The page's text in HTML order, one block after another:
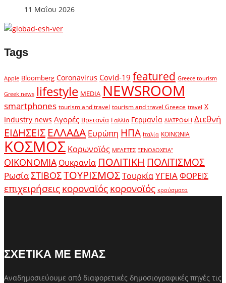
11 Μαΐου 2026
Tags
Apple Bloomberg Coronavirus Covid-19 featured Greece tourism
Greek news lifestyle MEDIA NEWSROOM
smartphones tourism and travel tourism and travel Greece travel X
Industry news Αγορές Βρετανία Γαλλία Γερμανία ΔΙΑΤΡΟΦΗ Διεθνή
ΕΙΔΗΣΕΙΣ ΕΛΛΑΔΑ Ευρώπη ΗΠΑ Ιταλία ΚΟΙΝΩΝΙΑ
ΚΟΣΜΟΣ Κορωνοϊός ΜΕΛΕΤΕΣ ΞΕΝΟΔΟΧΕΙΑ"
ΟΙΚΟΝΟΜΙΑ Ουκρανία ΠΟΛΙΤΙΚΗ ΠΟΛΙΤΙΣΜΟΣ
ΡωσίαΣΤΙΒΟΣΤΟΥΡΙΣΜΟΣΤουρκίαΥΓΕΙΑΦΟΡΕΙΣ
επιχειρήσειςκοροναϊόςκορονοϊός κρούσματα
ΣΧΕΤΙΚΑ ΜΕ ΕΜΑΣ
Αναδημοσιεύουμε από διαφορετικές δημοσιογραφικές πηγές τις